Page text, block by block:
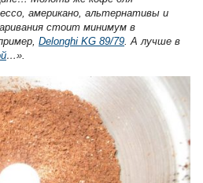
американо, альтернативы и
стоит минимум в
Delonghi KG 89/79. А лучше в
…».